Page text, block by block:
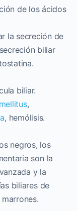
de los ácidos
la secreción de
biliar
biliar.
,
, hemólisis.
negros, los
son la
y la
biliares de